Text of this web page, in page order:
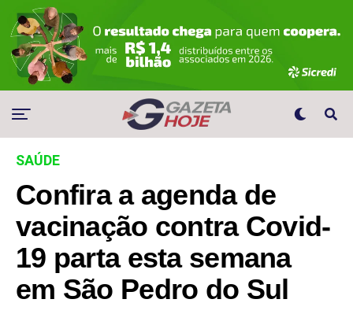
SAÚDE
Confira a agenda de
vacinação contra Covid-
19 parta esta semana
em São Pedro do Sul